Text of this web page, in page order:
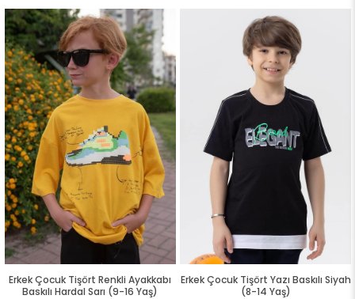
Erkek Çocuk Tişört Renkli Ayakkabı
Baskılı Hardal Sarı (9-16 Yaş)
Erkek Çocuk Tişört Yazı Baskılı Siyah
(8-14 Yaş)